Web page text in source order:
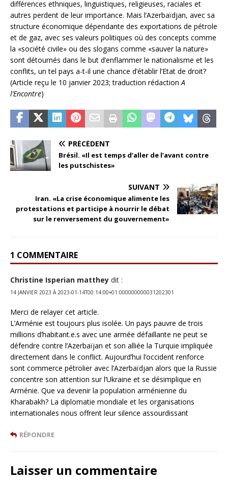
différences ethniques, linguistiques, religieuses, raciales et
autres perdent de leur importance. Mais l’Azerbaïdjan, avec sa
structure économique dépendante des exportations de pétrole
et de gaz, avec ses valeurs politiques où des concepts comme
la «société civile» ou des slogans comme «sauver la nature»
sont détournés dans le but d’enflammer le nationalisme et les
conflits, un tel pays a-t-il une chance d’établir l’Etat de droit?
(Article reçu le 10 janvier 2023; traduction rédactionA
l’Encontre)
PRÉCÉDENT
Brésil. «Il est temps d’aller de l’avant contre
les putschistes»
SUIVANT
Iran. «La crise économique alimente les
protestations et participe à nourrir le débat
sur le renversement du gouvernement»
1 COMMENTAIRE
Christine Isperian matthey dit :
14 JANVIER 2023 À 2023-01-14T00:14:00+01:000000000031202301
Merci de relayer cet article.
L’Arménie est toujours plus isolée. Un pays pauvre de trois
millions d’habitant.e.s avec une armée défaillante ne peut se
défendre contre l’Azerbaïjan et son alliée la Turquie impliquée
directement dans le conflict. Aujourd’hui l’occident renforce
sont commerce pétrolier avec l’Azerbaïdjan alors que la Russie
concentre son attention sur l’Ukraine et se désimplique en
Arménie. Que va devenir la population arménienne du
Kharabakh? La diplomatie mondiale et les organisations
internationales nous offrent leur silence assourdissant
RÉPONDRE
Laisser un commentaire